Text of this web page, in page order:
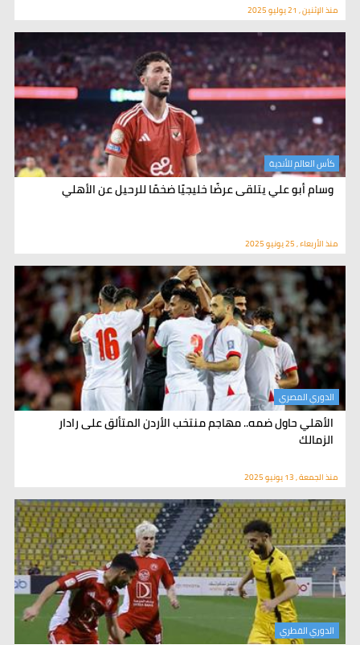
منذ الإثنين , 21 يوليو 2025
وسام أبو علي يتلقى عرضًا خليجيًا ضخمًا للرحيل عن الأهلي
كأس العالم للأندية
منذ الأربعاء , 25 يونيو 2025
الأهلي حاول ضمه.. مهاجم منتخب الأردن المتألق على رادار
الزمالك
الدوري المصري
منذ الجمعة , 13 يونيو 2025
الدوري القطري